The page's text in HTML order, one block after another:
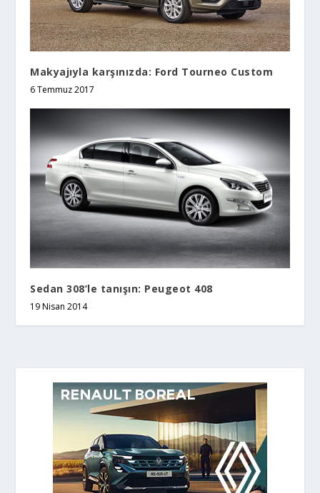
Makyajıyla karşınızda: Ford Tourneo Custom
6 Temmuz 2017
Sedan 308’le tanışın: Peugeot 408
19 Nisan 2014